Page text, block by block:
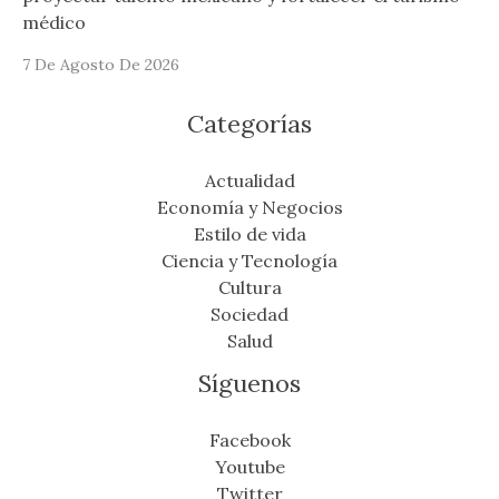
médico
7 De Agosto De 2026
Categorías
Actualidad
Economía y Negocios
Estilo de vida
Ciencia y Tecnología
Cultura
Sociedad
Salud
Síguenos
Facebook
Youtube
Twitter